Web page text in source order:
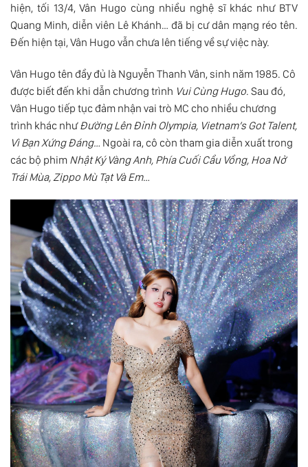
hiện, tối 13/4,Vân Hugo cùng nhiều nghệ sĩ khác như BTV
Quang Minh, diễn viên Lê Khánh… đã bị cư dân mạng réo tên.
Đến hiện tại, Vân Hugo vẫn chưa lên tiếng về sự việc này.
Vân Hugo tên đầy đủ là Nguyễn Thanh Vân, sinh năm 1985. Cô
được biết đến khi dẫn chương trình Vui Cùng Hugo. Sau đó,
Vân Hugo tiếp tục đảm nhận vai trò MC cho nhiều chương
trình khác nhưĐường Lên Đỉnh Olympia, Vietnam’s Got Talent,
Vì Bạn Xứng Đáng… Ngoài ra, cô còn tham gia diễn xuất trong
các bộ phim Nhật Ký Vàng Anh, Phía Cuối Cầu Vồng, Hoa Nở
Trái Mùa, Zippo Mù Tạt Và Em…